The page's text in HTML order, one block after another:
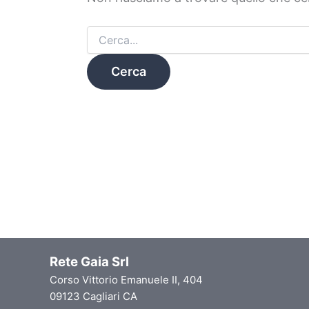
Rete Gaia Srl
Corso Vittorio Emanuele II, 404
09123 Cagliari CA